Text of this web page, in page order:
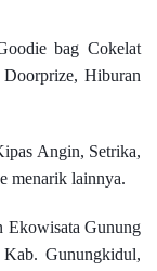
bag Cokelat
Hiburan
Angin, Setrika,
menarik lainnya.
Ekowisata Gunung
Gunungkidul,